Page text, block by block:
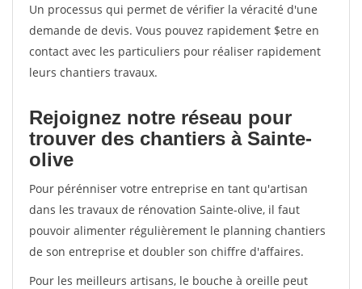
Un processus qui permet de vérifier la véracité d'une
demande de devis. Vous pouvez rapidement $etre en
contact avec les particuliers pour réaliser rapidement
leurs chantiers travaux.
Rejoignez notre réseau pour
trouver des chantiers à Sainte-
olive
Pour pérénniser votre entreprise en tant qu'artisan
dans les travaux de rénovation Sainte-olive, il faut
pouvoir alimenter régulièrement le planning chantiers
de son entreprise et doubler son chiffre d'affaires.
Pour les meilleurs artisans, le bouche à oreille peut